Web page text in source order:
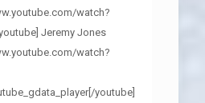
watch?
Jeremy Jones
watch?
youtube]